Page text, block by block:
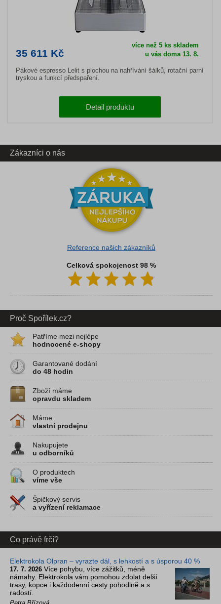
35 611 Kč
více než 5 ks skladem
u vás doma 13. 8.
Pákové espresso Lelit s plochou na nahřívání šálků, rotační parní
tryskou a funkcí předspaření.
Detail produktu
Zákazníci o nás
Reference našich zákazníků
Celková spokojenost 98 %
Proč Spořílek.cz?
Patříme mezi nejlépe
hodnocené e-shopy
Garantované dodání
do 48 hodin
Zboží máme
opravdu skladem
Máme
vlastní prodejnu
Nakupujete
u odborníků
O produktech
víme vše
Špičkový servis
a vyřízení reklamace
Co právě frčí?
Elektrokola Olpran – vyrazte dál, s lehkostí a s úsporou 40 %
17. 7. 2026 Více pohybu, více zážitků, méně
námahy. Elektrokola vám pomohou zdolat delší
trasy, kopce i každodenní cesty pohodlně a s
radostí.